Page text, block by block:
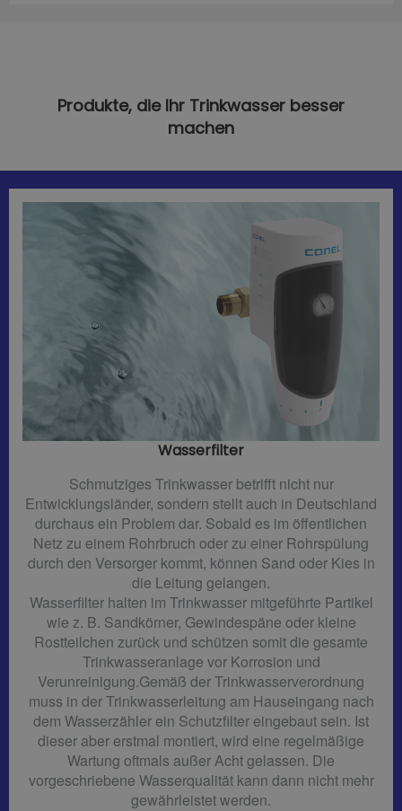
Produkte, die Ihr Trinkwasser besser
machen
Wasserfilter​
Schmutziges Trinkwasser betrifft nicht nur
Entwicklungsländer, sondern stellt auch in Deutschland
durchaus ein Problem dar. Sobald es im öffentlichen
Netz zu einem Rohrbruch oder zu einer Rohrspülung
durch den Versorger kommt, können Sand oder Kies in
die Leitung gelangen.
Wasserfilter halten im Trinkwasser mitgeführte Partikel
wie z. B. Sandkörner, Gewindespäne oder kleine
Rostteilchen zurück und schützen somit die gesamte
Trinkwasseranlage vor Korrosion und
Verunreinigung.Gemäß der Trinkwasserverordnung
muss in der Trinkwasserleitung am Hauseingang nach
dem Wasserzähler ein Schutzfilter eingebaut sein. Ist
dieser aber erstmal montiert, wird eine regelmäßige
Wartung oftmals außer Acht gelassen. Die
vorgeschriebene Wasserqualität kann dann nicht mehr
gewährleistet werden.